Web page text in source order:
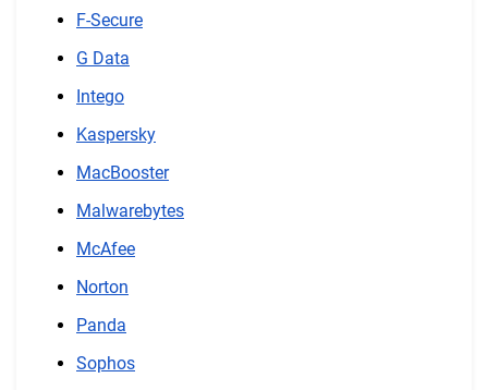
F-Secure
G Data
Intego
Kaspersky
MacBooster
Malwarebytes
McAfee
Norton
Panda
Sophos